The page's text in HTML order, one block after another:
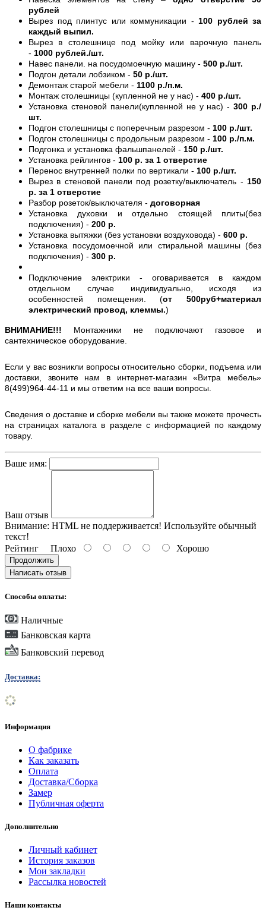
рублей
Вырез под плинтус или коммуникации - 100 рублей за
каждый выпил.
Вырез в столешнице под мойку или варочную панель
- 1000 рублей./шт.
Навес панели. на посудомоечную машину - 500 р./шт.
Подгон детали лобзиком - 50 р./шт.
Демонтаж старой мебели - 1100 р./п.м.
Монтаж столешницы (купленной не у нас) - 400 р./шт.
Установка стеновой панели(купленной не у нас) -300 р./
шт.
Подгон столешницы с поперечным разрезом - 100 р./шт.
Подгон столешницы с продольным разрезом - 100 р./п.м.
Подгонка и установка фальшпанелей - 150 р./шт.
Установка рейлингов - 100 р. за 1 отверстие
Перенос внутренней полки по вертикали - 100 р./шт.
Вырез в стеновой панели под розетку/выключатель - 150
р. за 1 отверстие
Разбор розеток/выключателя - договорная
Установка духовки и отдельно стоящей плиты(без
подключения) - 200 р.
Установка вытяжки (без установки воздуховода) - 600 р.
Установка посудомоечной или стиральной машины (без
подключения) - 300 р.
Подключение электрики - оговаривается в каждом
отдельном случае индивидуально, исходя из
особенностей помещения. (от 500руб+материал
электрический провод, клеммы.)
ВНИМАНИЕ!!! Монтажники не подключают газовое и
сантехническое оборудование.
Если у вас возникли вопросы относительно сборки, подъема или
доставки, звоните нам в интернет-магазин «Витра мебель»
8(499)964-44-11 и мы ответим на все ваши вопросы.
Сведения о доставке и сборке мебели вы также можете прочесть
на страницах каталога в разделе с информацией по каждому
товару.
Ваше имя:
Ваш отзыв
Внимание: HTML не поддерживается! Используйте обычный
текст!
Рейтинг Плохо Хорошо
Продолжить
Написать отзыв
Способы оплаты:
Наличные
Банковская карта
Банковский перевод
Доставка:
Информация
О фабрике
Как заказать
Оплата
Доставка/Сборка
Замер
Публичная оферта
Дополнительно
Личный кабинет
История заказов
Мои закладки
Рассылка новостей
Наши контакты